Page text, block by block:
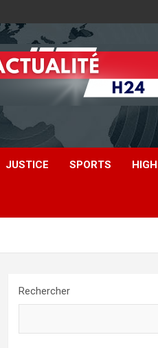
JUSTICE SPORTS
Rechercher